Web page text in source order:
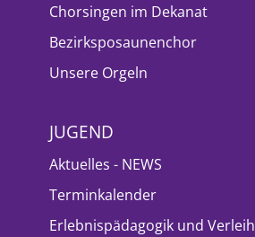
Chorsingen im Dekanat
Bezirksposaunenchor
Unsere Orgeln
JUGEND
Aktuelles - NEWS
Terminkalender
Erlebnispädagogik und Verleih